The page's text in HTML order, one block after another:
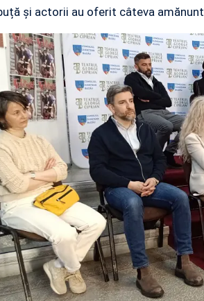
și actorii au oferit câteva